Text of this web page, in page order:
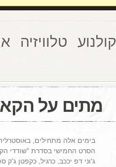
קולנוע טלוויזיה
מתים על
בימים אלה מתחילים,
הסרט החמישי בסדרת "שודדי
ג'וני דפ יככב, כרגיל, כקפטן ג'ק